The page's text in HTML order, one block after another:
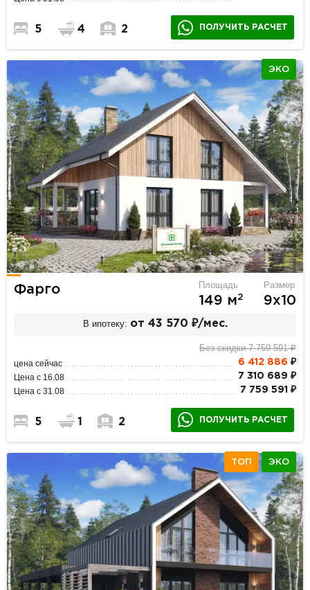
5 4 2 ПОЛУЧИТЬ РАСЧЕТ
ЭКО
Фарго Площадь
149 м2
Размер
9х10
В ипотеку: от 43 570 ₽/мес.
Без скидки 7 759 591 ₽
цена сейчас 6 412 886 ₽
Цена с 16.08 7 310 689 ₽
Цена с 31.08 7 759 591 ₽
5 1 2 ПОЛУЧИТЬ РАСЧЕТ
ТОП ЭКО